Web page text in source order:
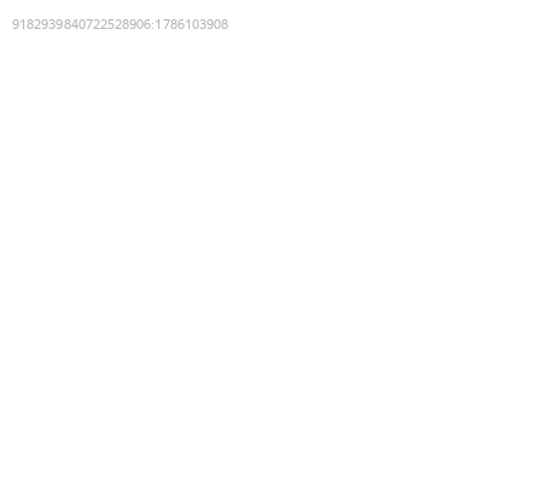
9182939840722528906:1786103908